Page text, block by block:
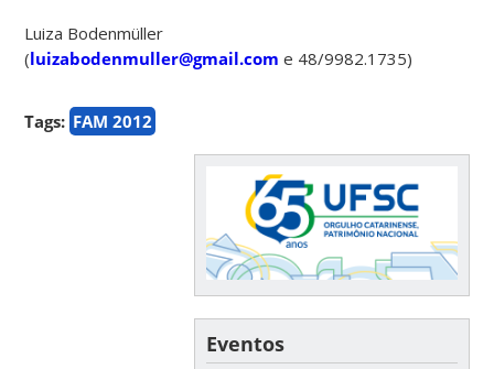
Luiza Bodenmüller
(luizabodenmuller@gmail.com e 48/9982.1735)
Tags: FAM 2012
Eventos